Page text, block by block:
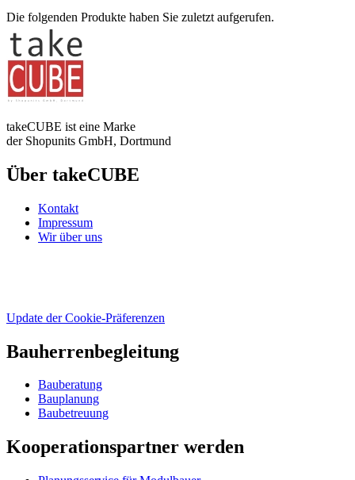
Die folgenden Produkte haben Sie zuletzt aufgerufen.
takeCUBE ist eine Marke
der Shopunits GmbH, Dortmund
Über takeCUBE
Kontakt
Impressum
Wir über uns
Update der Cookie-Präferenzen
Bauherrenbegleitung
Bauberatung
Bauplanung
Baubetreuung
Kooperationspartner werden